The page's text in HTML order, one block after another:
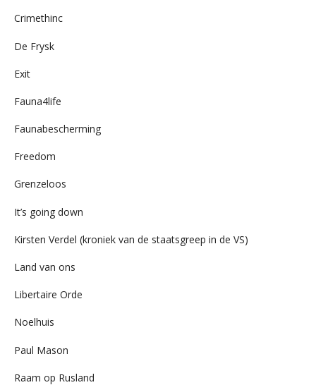
Crimethinc
De Frysk
Exit
Fauna4life
Faunabescherming
Freedom
Grenzeloos
It’s going down
Kirsten Verdel (kroniek van de staatsgreep in de VS)
Land van ons
Libertaire Orde
Noelhuis
Paul Mason
Raam op Rusland